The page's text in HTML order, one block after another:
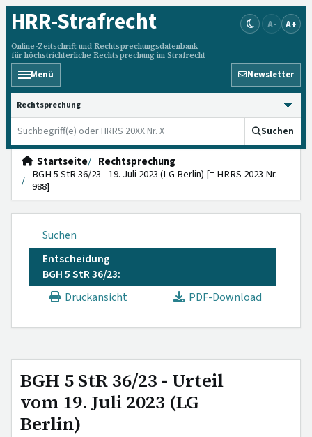
HRR-Strafrecht
Online-Zeitschrift und Rechtsprechungsdatenbank
für höchstrichterliche Rechtsprechung im Strafrecht
A- A+
Menü Newsletter
HRRS durchsuchen
Suchen
Startseite
Rechtsprechung
BGH 5 StR 36/23 - 19. Juli 2023 (LG Berlin) [= HRRS 2023 Nr.
988]
Suchen
Entscheidung
BGH 5 StR 36/23:
Druckansicht
PDF-Download
BGH 5 StR 36/23 - Urteil
vom 19. Juli 2023 (LG
Berlin)